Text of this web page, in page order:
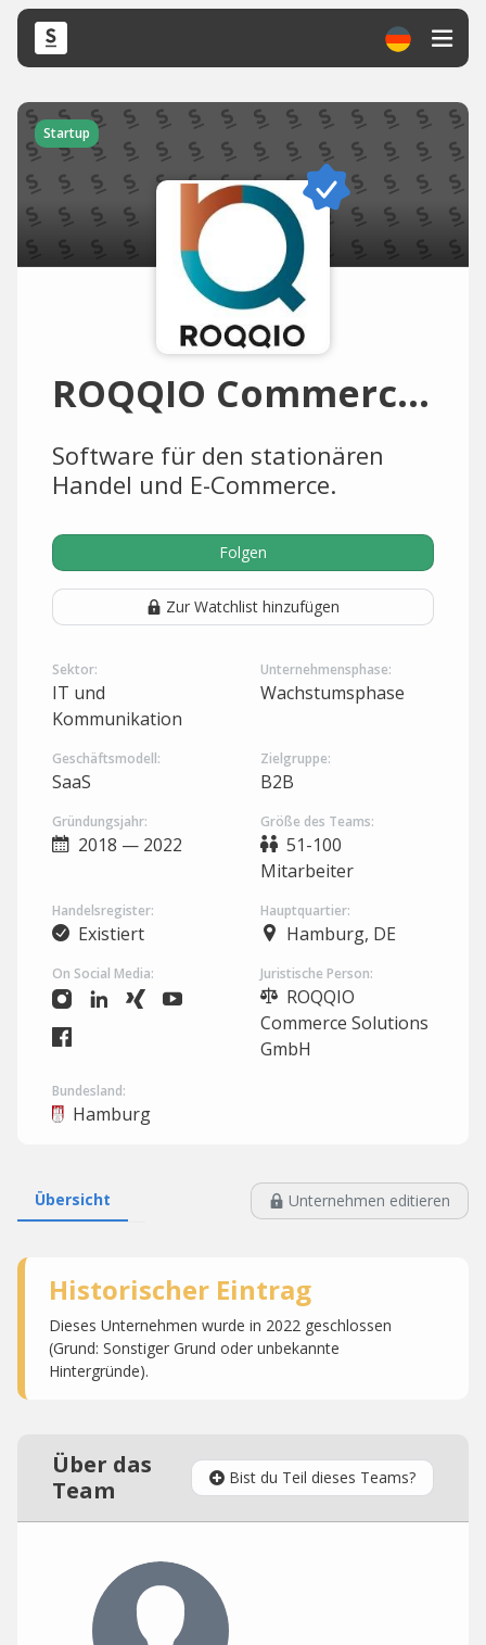
Startup
ROQQIO Commerce Solutions
Software für den stationären
Handel und E-Commerce.
Folgen
Zur Watchlist hinzufügen
Sektor:
IT und
Kommunikation
Unternehmensphase:
Wachstumsphase
Geschäftsmodell:
SaaS
Zielgruppe:
B2B
Gründungsjahr:
2018 — 2022
Größe des Teams:
51-100
Mitarbeiter
Handelsregister:
Existiert
Hauptquartier:
Hamburg, DE
On Social Media: Juristische Person:
ROQQIO
Commerce Solutions
GmbH
Bundesland:
Hamburg
Übersicht Unternehmen editieren
Historischer Eintrag
Dieses Unternehmen wurde in 2022 geschlossen
(Grund: Sonstiger Grund oder unbekannte
Hintergründe).
Über das
Team
Bist du Teil dieses Teams?